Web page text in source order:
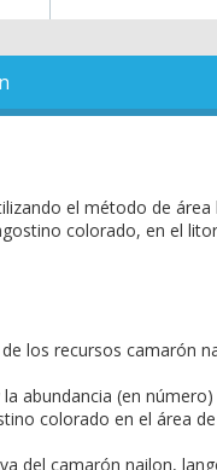
el método de
colorado, en el
los recursos camarón
abundancia (en
colorado en el área
del camarón nailon,